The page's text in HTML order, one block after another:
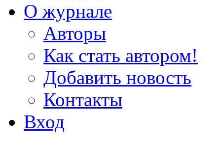
О журнале
Авторы
Как стать автором!
Добавить новость
Контакты
Вход